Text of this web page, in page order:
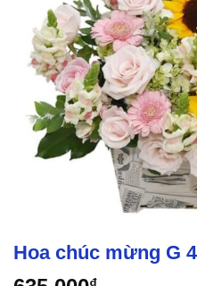
Hoa chúc mừng G